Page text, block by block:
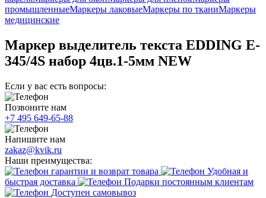
промышленныеМаркеры лаковыеМаркеры по тканиМаркеры
медицинские
Маркер выделитель текста EDDING E-
345/4S набор 4цв.1-5мм NEW
Если у вас есть вопросы:
Позвоните нам
+7 495 649-65-88
Напишите нам
zakaz@kvik.ru
Наши преимущества:
гарантии и возврат товара
Удобная и
быстрая доставка
Подарки постоянным клиентам
Доступен самовывоз